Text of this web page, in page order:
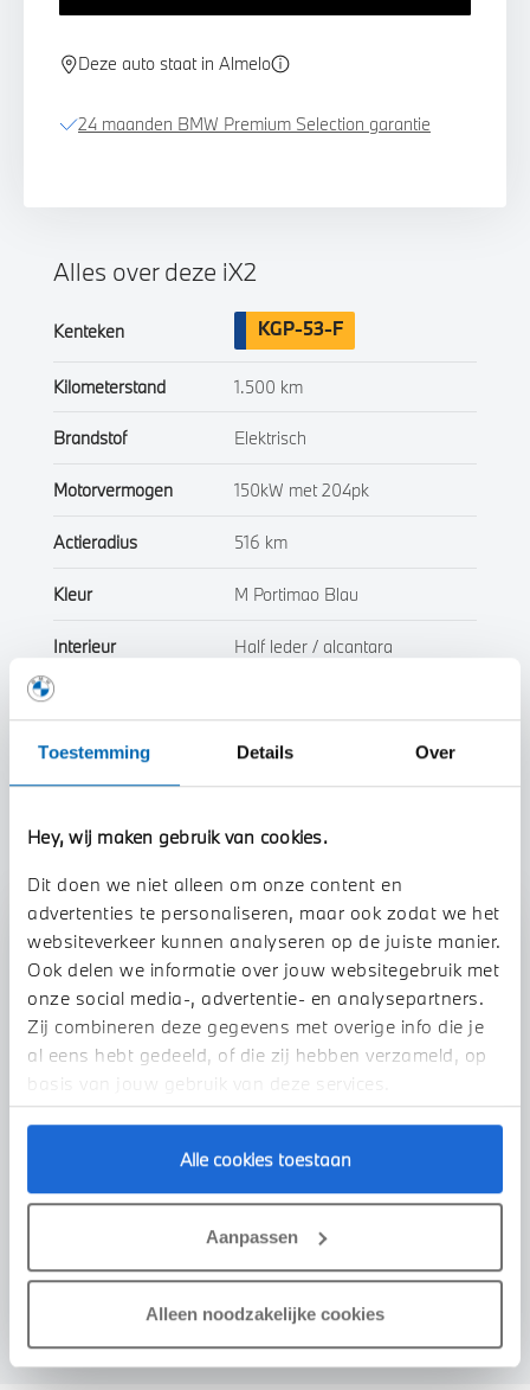
Toestemming Details Over
Hey, wij maken gebruik van cookies.
Dit doen we niet alleen om onze content en
advertenties te personaliseren, maar ook zodat we het
websiteverkeer kunnen analyseren op de juiste manier.
Ook delen we informatie over jouw websitegebruik met
onze social media-, advertentie- en analysepartners.
Zij combineren deze gegevens met overige info die je
al eens hebt gedeeld, of die zij hebben verzameld, op
basis van jouw gebruik van deze services.
Alle cookies toestaan
Aanpassen
Alleen noodzakelijke cookies
Deze auto staat in Almelo
24 maanden BMW Premium Selection garantie
Stap 1 van 3
Uw auto inruilen?
Voorstel aanvragen
U vertelt meer over uw auto
We verrekenen de waarde van uw auto
Alles over deze iX2
Kenteken KGP-53-F
Kilometerstand 1.500 km
Brandstof Elektrisch
Motorvermogen 150kW met 204pk
Actieradius 516 km
Kleur M Portimao Blau
Interieur Half leder / alcantara
Btw/Marge
Toon alle eigenschappen